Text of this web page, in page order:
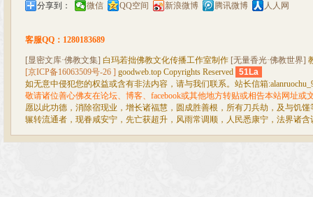
分享到： 微信 QQ空间 新浪微博 腾讯微博 人人网
客服QQ：1280183689
[显密文库·佛教文集] 白玛若拙佛教文化传播工作室制作 [无量香光·佛教世界]
[京ICP备16063509号-26 ] goodweb.top Copyrights Reserved 51La
如无意中侵犯您的权益或含有非法内容，请与我们联系。站长信箱
敬请诸位善心佛友在论坛、博客、facebook或其他地方转贴或相告本站网址或
愿以此功德，消除宿现业，增长诸福慧，圆成胜善根，所有刀兵劫，及与饥
辗转流通者，现眷咸安宁，先亡获超升，风雨常调顺，人民悉康宁，法界诸含